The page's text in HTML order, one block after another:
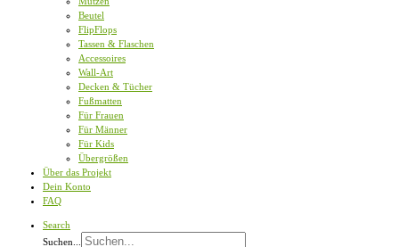
Beutel
FlipFlops
Tassen & Flaschen
Accessoires
Wall-Art
Decken & Tücher
Fußmatten
Für Frauen
Für Männer
Für Kids
Übergrößen
Über das Projekt
Dein Konto
FAQ
Search
Suchen...